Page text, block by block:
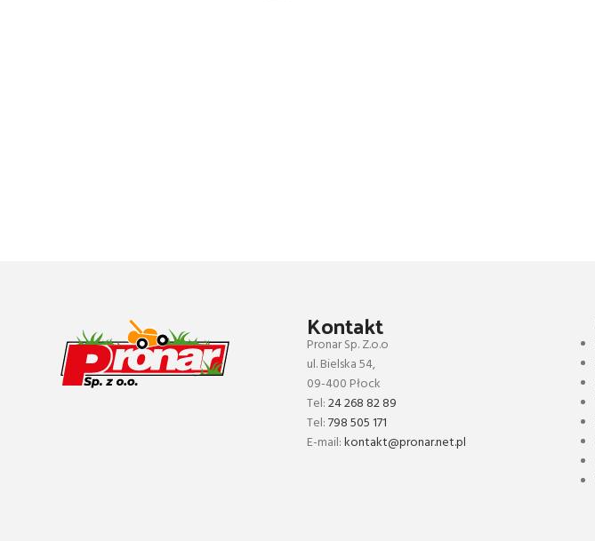
Kontakt
Pronar Sp. Z.o.o
ul. Bielska 54,
09-400 Płock
Tel:24 268 82 89
Tel:798 505 171
E-mail:kontakt@pronar.net.pl